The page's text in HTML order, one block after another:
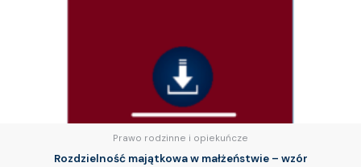
Prawo rodzinne i opiekuńcze
Rozdzielność majątkowa w małżeństwie – wzór